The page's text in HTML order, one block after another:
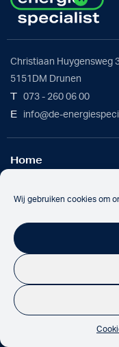
Wij gebruiken cookies om
Christiaan Huygensweg
5151DM Drunen
T 073 - 260 06 00
E info@de-
Home
Batterijoplossing
Nieuws
Werken bij
Contact
Onze partners